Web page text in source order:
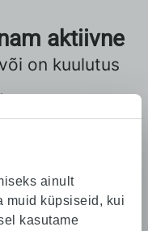
ainult
muid küpsiseid, kui
kasutame
aktiivne
on kuulutus